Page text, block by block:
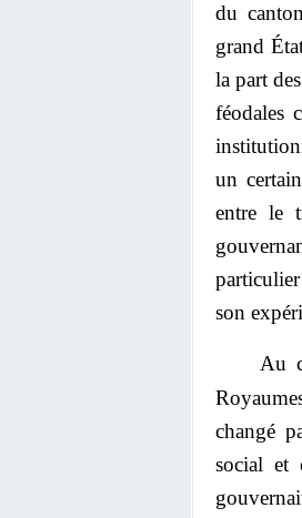
du
grand
la part
féodales
un
entre le
son
Au
changé
social et